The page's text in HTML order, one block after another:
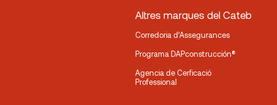
Altres marques del Cateb
Corredoria d’Assegurances
Programa DAPconstrucción®
Agencia de Cerficació
Professional